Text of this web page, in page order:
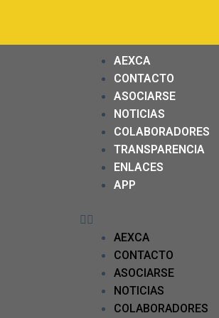
AEXCA
CONTACTO
ASOCIARSE
NOTICIAS
COLABORADORES
TRANSPARENCIA
ENLACES
APP
AEXCA
CONTACTO
ASOCIARSE
NOTICIAS
COLABORADORES